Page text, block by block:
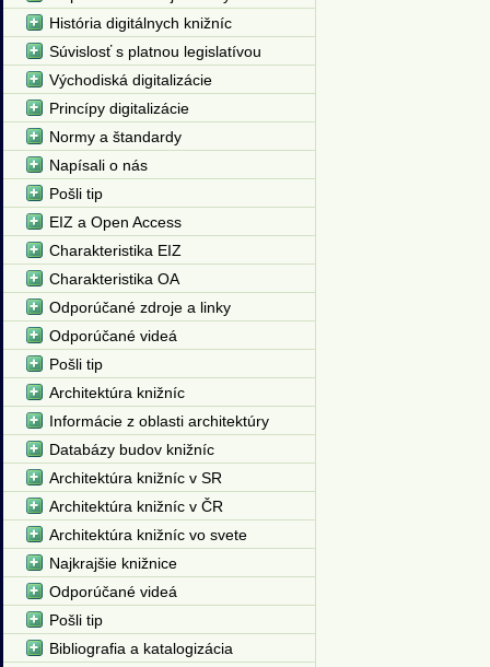
História digitálnych knižníc
Súvislosť s platnou legislatívou
Východiská digitalizácie
Princípy digitalizácie
Normy a štandardy
Napísali o nás
Pošli tip
EIZ a Open Access
Charakteristika EIZ
Charakteristika OA
Odporúčané zdroje a linky
Odporúčané videá
Pošli tip
Architektúra knižníc
Informácie z oblasti architektúry
Databázy budov knižníc
Architektúra knižníc v SR
Architektúra knižníc v ČR
Architektúra knižníc vo svete
Najkrajšie knižnice
Odporúčané videá
Pošli tip
Bibliografia a katalogizácia